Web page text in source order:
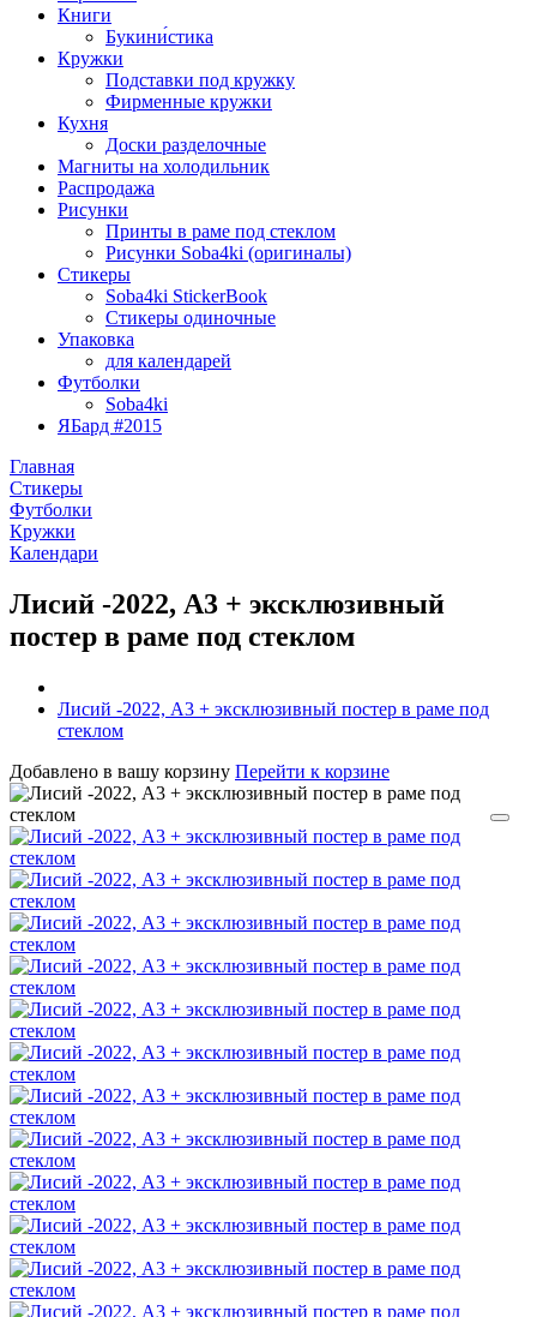
Книги
Букини́стика
Кружки
Подставки под кружку
Фирменные кружки
Кухня
Доски разделочные
Магниты на холодильник
Распродажа
Рисунки
Принты в раме под стеклом
Рисунки Soba4ki (оригиналы)
Стикеры
Soba4ki StickerBook
Стикеры одиночные
Упаковка
для календарей
Футболки
Soba4ki
ЯБард #2015
Главная
Стикеры
Футболки
Кружки
Календари
Лисий -2022, А3 + эксклюзивный
постер в раме под стеклом
Лисий -2022, А3 + эксклюзивный постер в раме под
стеклом
Добавлено в вашу корзину Перейти к корзине